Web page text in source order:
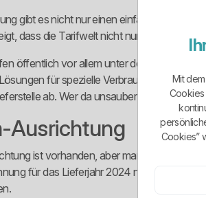
gibt es nicht nur einen einfachen
dass die Tarifwelt nicht nur auf den
öffentlich vor allem unter der
für spezielle
ab. Wer da unsauber prüft, kauft
Ausrichtung
ist vorhanden, aber man sollte
für das Lieferjahr 2024 nicht aus
Mit
Cookies”